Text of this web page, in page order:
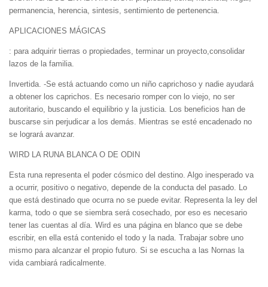
permanencia, herencia, sintesis, sentimiento de pertenencia.
APLICACIONES MÁGICAS
: para adquirir tierras o propiedades, terminar un proyecto,consolidar
lazos de la familia.
Invertida. -Se está actuando como un niño caprichoso y nadie ayudará
a obtener los caprichos. Es necesario romper con lo viejo, no ser
autoritario, buscando el equilibrio y la justicia. Los beneficios han de
buscarse sin perjudicar a los demás. Mientras se esté encadenado no
se logrará avanzar.
WIRD LA RUNA BLANCA O DE ODIN
Esta runa representa el poder cósmico del destino. Algo inesperado va
a ocurrir, positivo o negativo, depende de la conducta del pasado. Lo
que está destinado que ocurra no se puede evitar. Representa la ley del
karma, todo o que se siembra será cosechado, por eso es necesario
tener las cuentas al día. Wird es una página en blanco que se debe
escribir, en ella está contenido el todo y la nada. Trabajar sobre uno
mismo para alcanzar el propio futuro. Si se escucha a las Nornas la
vida cambiará radicalmente.